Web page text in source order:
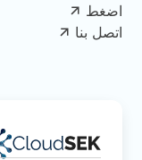
اضغط
اتصل بنا